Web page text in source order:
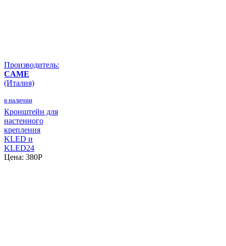
Производитель:
CAME
(Италия)
в наличии
Кронштейн для
настенного
крепления
KLED и
KLED24
Цена: 380P